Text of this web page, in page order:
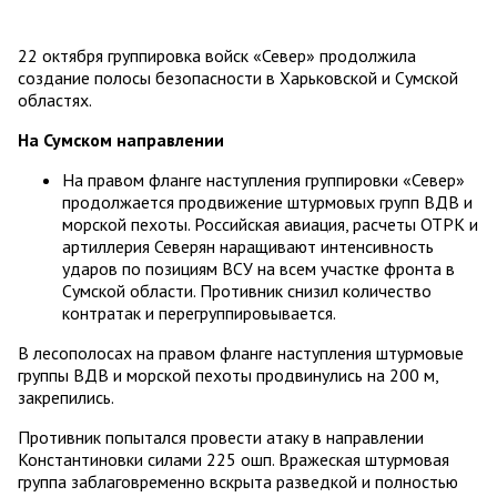
22 октября группировка войск «Север» продолжила
создание полосы безопасности в Харьковской и Сумской
областях.
На Сумском направлении
На правом фланге наступления группировки «Север»
продолжается продвижение штурмовых групп ВДВ и
морской пехоты. Российская авиация, расчеты ОТРК и
артиллерия Северян наращивают интенсивность
ударов по позициям ВСУ на всем участке фронта в
Сумской области. Противник снизил количество
контратак и перегруппировывается.
В лесополосах на правом фланге наступления штурмовые
группы ВДВ и морской пехоты продвинулись на 200 м,
закрепились.
Противник попытался провести атаку в направлении
Константиновки силами 225 ошп. Вражеская штурмовая
группа заблаговременно вскрыта разведкой и полностью